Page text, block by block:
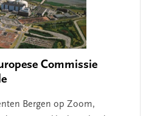
Commissie
Bergen op Zoom,